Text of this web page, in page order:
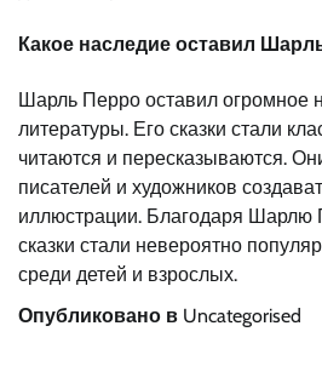
Какое наследие оставил
Шарль Перро оставил огромное
литературы. Его сказки стали
читаются и пересказываются.
писателей и художников
иллюстрации. Благодаря Шарлю
сказки стали невероятно
среди детей и взрослых.
Опубликовано в Uncategorised